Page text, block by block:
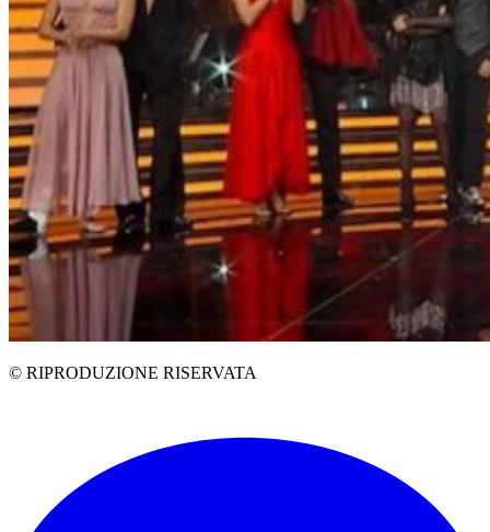
© RIPRODUZIONE RISERVATA